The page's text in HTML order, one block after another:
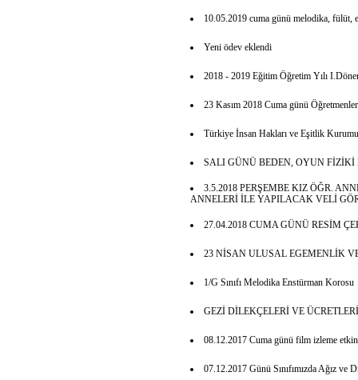
10.05.2019 cuma günü melodika, fülüt,
Yeni ödev eklendi
2018 - 2019 Eğitim Öğretim Yılı
23 Kasım 2018 Cuma günü
Türkiye İnsan Hakları ve Eşitlik
SALI GÜNÜ BEDEN, OYUN
3.5.2018 PERŞEMBE KIZ ÖĞR.
ANNELERİ İLE YAPILACAK VELİ
27.04.2018 CUMA GÜNÜ RESİM
23 NİSAN ULUSAL EGEMENLİK
1/G Sınıfı Melodika Enstürman Korosu
GEZİ DİLEKÇELERİ VE
08.12.2017 Cuma günü film izleme
07.12.2017 Günü Sınıfımızda Ağız ve